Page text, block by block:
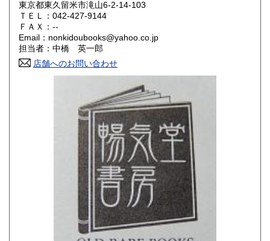
山口県 180円
香川県 180円 愛媛県
高知県
180円 長崎県
180円 大分県
180円 鹿児島県
180円
東京都東久留米市滝山6-2-14-103
ＴＥＬ：042-427-9144
ＦＡＸ：--
Email：nonkidoubooks@yahoo.co.jp
担当者：中橋 英一郎
店舗へのお問い合わせ